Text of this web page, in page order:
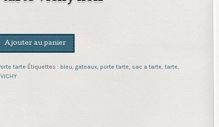
Ajouter au panier
tarte Étiquettes : bleu gateaux, porte tarte sac a tarte tarte
VICHY